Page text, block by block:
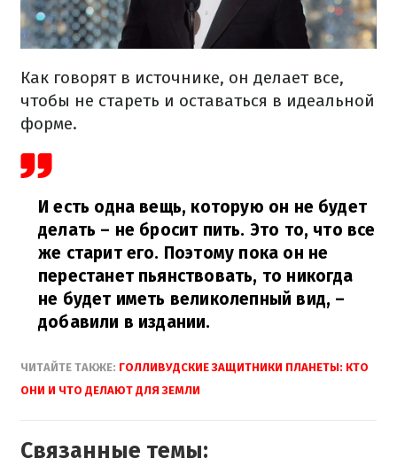
Как говорят в источнике, он делает все,
чтобы не стареть и оставаться в идеальной
форме.
И есть одна вещь, которую он не будет
делать – не бросит пить. Это то, что все
же старит его. Поэтому пока он не
перестанет пьянствовать, то никогда
не будет иметь великолепный вид, –
добавили в издании.
ЧИТАЙТЕ ТАКЖЕ: ГОЛЛИВУДСКИЕ ЗАЩИТНИКИ ПЛАНЕТЫ: КТО
ОНИ И ЧТО ДЕЛАЮТ ДЛЯ ЗЕМЛИ
Связанные темы: